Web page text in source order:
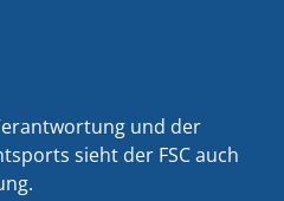
und der
sieht der FSC auch